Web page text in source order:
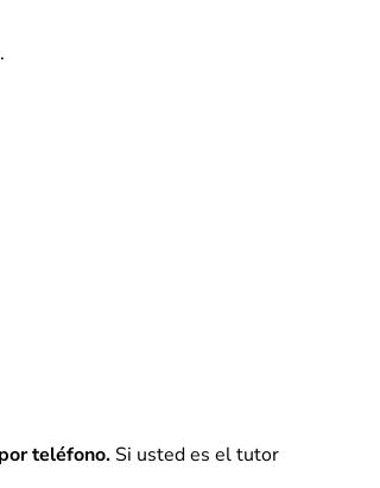
teléfono. Si usted es el tutor